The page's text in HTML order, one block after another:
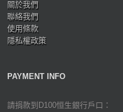
關於我們
聯絡我們
使用條款
隱私權政策
PAYMENT INFO
請捐款到D100恒生銀行戶口：